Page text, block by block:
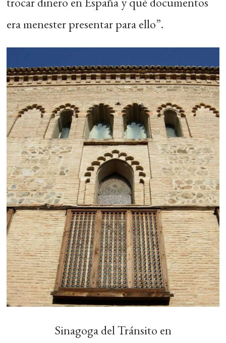
era menester presentar para ello”.
Sinagoga del Tránsito en